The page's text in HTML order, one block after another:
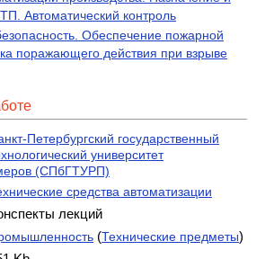
Автоматический контроль
Обеспечение пожарной
поражающего действия при взрыве
Петербургский государственный
университет
(СПбГТУРП)
средства автоматизации
лекций
(Технические предметы)